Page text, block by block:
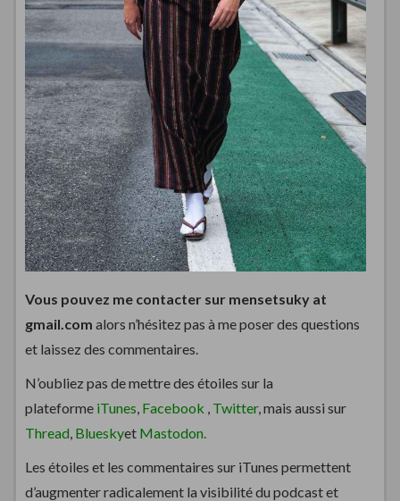
Vous pouvez me contacter sur mensetsuky at
gmail.com alors n’hésitez pas à me poser des questions
et laissez des commentaires.
N’oubliez pas de mettre des étoiles sur la
plateforme iTunes Facebook Twitter, mais aussi sur
Thread Blueskyet Mastodon.
Les étoiles et les commentaires sur iTunes permettent
d’augmenter radicalement la visibilité du podcast et